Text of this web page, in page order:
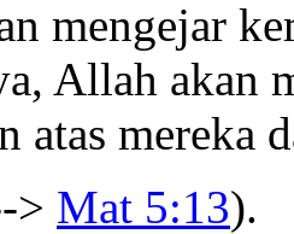
mengejar
Allah akan
atas mereka
> Mat 5:13).